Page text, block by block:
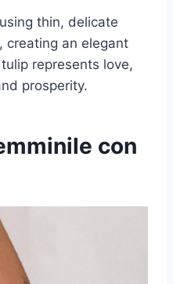
thin, delicate
creating an elegant
represents love,
prosperity.
con